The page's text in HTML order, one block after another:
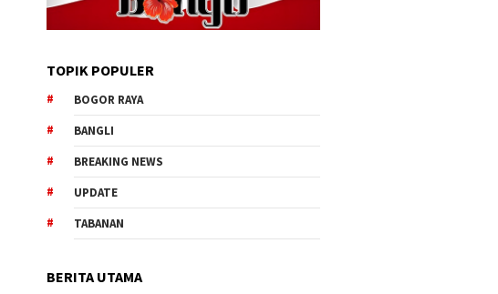
TOPIK POPULER
BOGOR RAYA
BANGLI
BREAKING NEWS
UPDATE
TABANAN
BERITA UTAMA